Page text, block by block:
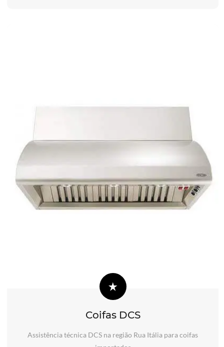
Coifas DCS
Assistência técnica DCS na região Rua Itália para coifas